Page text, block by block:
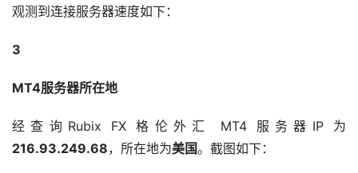
观测到连接服务器速度如下：
3
MT4服务器所在地
经查询Rubix FX 格伦外汇 MT4 服务器IP 为
216.93.249.68，所在地为美国。截图如下：